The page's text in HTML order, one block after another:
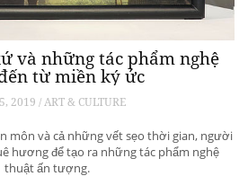
và những tác phẩm nghệ
từ miền ký ức
2019 / ART & CULTURE
môn và cả những vết sẹo thời gian, người
hương để tạo ra những tác phẩm nghệ
thuật ấn tượng.